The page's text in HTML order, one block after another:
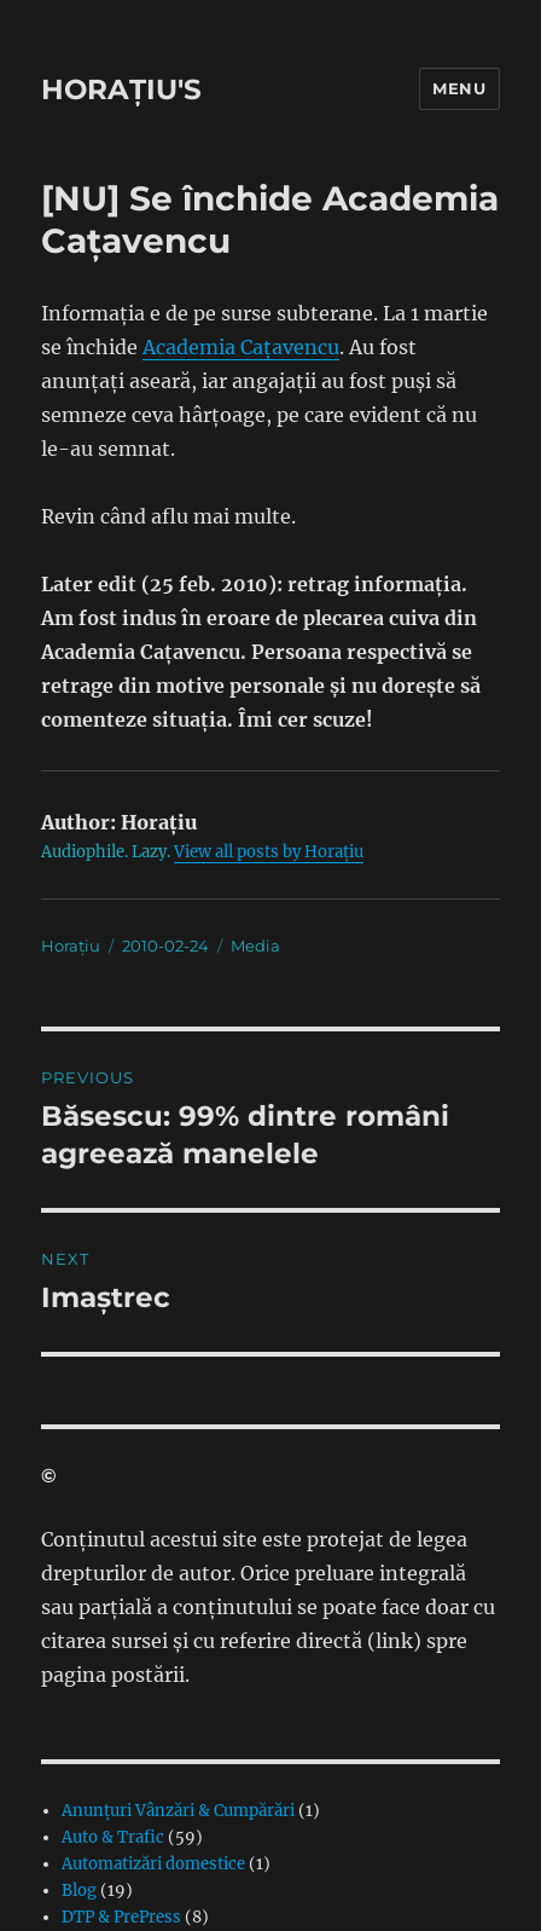
HORAȚIU'S MENU
[NU] Se închide Academia
Cațavencu
Informația e de pe surse subterane. La 1 martie
se închideAcademia Cațavencu. Au fost
anunțați aseară, iar angajații au fost puși să
semneze ceva hârțoage, pe care evident că nu
le-au semnat.
Revin când aflu mai multe.
Later edit (25 feb. 2010): retrag informația.
Am fost indus în eroare de plecarea cuiva din
Academia Cațavencu. Persoana respectivă se
retrage din motive personale și nu dorește să
comenteze situația. Îmi cer scuze!
Author: Horațiu
Audiophile. Lazy.View all posts by Horațiu
Author
Horațiu
Posted
2010-02-24 Categories
Media
navigation
PREVIOUS
Previous
post:
Băsescu: 99% dintre români
agreează manelele
NEXT
Next
Imaștrec
©
Conținutul acestui site este protejat de legea
drepturilor de autor. Orice preluare integrală
sau parțială a conținutului se poate face doar cu
citarea sursei și cu referire directă (link) spre
pagina postării.
Anunțuri Vânzări & Cumpărări(1)
Auto & Trafic (59)
Automatizări domestice(1)
Blog(19)
DTP & PrePress (8)